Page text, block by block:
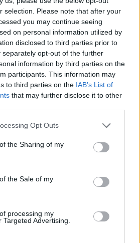
selection. Please note that after your
you may continue seeing
on personal information utilized by
disclosed to third parties prior to
separately opt-out of the further
information by third parties on the
participants. This information may
to third parties on the IAB’s List of
that may further disclose it to other
app uses one or more Google
or usage behaviour. You may click to
Google and its third-party tags to
specified purposes in below Google
Opt Outs
the Sharing of my
the Sale of my
processing my
Advertising.
la sua attuazione, come
e una domanda pubblica
ha coordinato un longform sulle
difendendo una linea
conserva una serie di lettere
legate a Trieste come dettaglio